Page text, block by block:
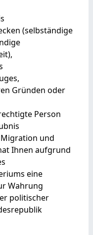
(selbständige
Gründen oder
Person
und
Ihnen aufgrund
eine
Wahrung
politischer